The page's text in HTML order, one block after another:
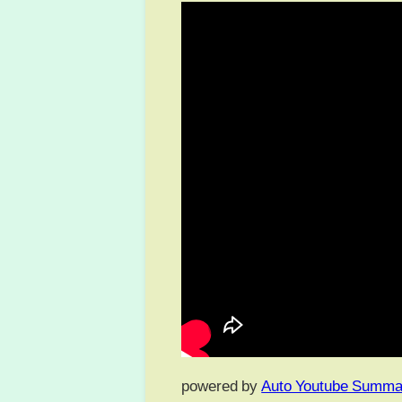
powered by Auto Youtube